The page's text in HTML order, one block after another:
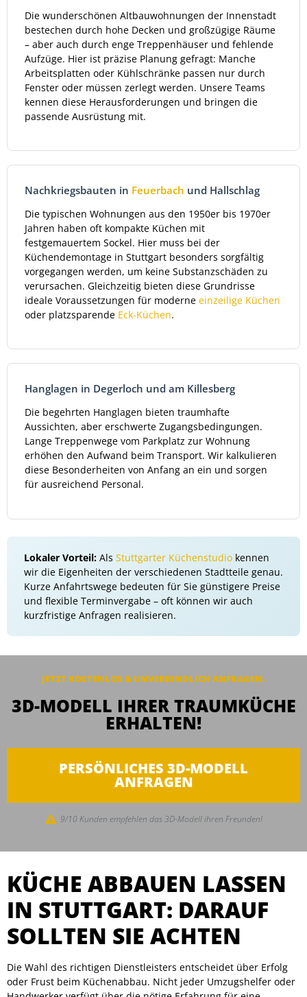
Die wunderschönen Altbauwohnungen der Innenstadt
bestechen durch hohe Decken und großzügige Räume
– aber auch durch enge Treppenhäuser und fehlende
Aufzüge. Hier ist präzise Planung gefragt: Manche
Arbeitsplatten oder Kühlschränke passen nur durch
Fenster oder müssen zerlegt werden. Unsere Teams
kennen diese Herausforderungen und bringen die
passende Ausrüstung mit.
Nachkriegsbauten in Feuerbach und Hallschlag
Die typischen Wohnungen aus den 1950er bis 1970er
Jahren haben oft kompakte Küchen mit
festgemauertem Sockel. Hier muss bei der
Küchendemontage in Stuttgart besonders sorgfältig
vorgegangen werden, um keine Substanzschäden zu
verursachen. Gleichzeitig bieten diese Grundrisse
ideale Voraussetzungen für moderne einzeilige Küchen
oder platzsparende Eck-Küchen.
Hanglagen in Degerloch und am Killesberg
Die begehrten Hanglagen bieten traumhafte
Aussichten, aber erschwerte Zugangsbedingungen.
Lange Treppenwege vom Parkplatz zur Wohnung
erhöhen den Aufwand beim Transport. Wir kalkulieren
diese Besonderheiten von Anfang an ein und sorgen
für ausreichend Personal.
Lokaler Vorteil: Als Stuttgarter Küchenstudio kennen
wir die Eigenheiten der verschiedenen Stadtteile genau.
Kurze Anfahrtswege bedeuten für Sie günstigere Preise
und flexible Terminvergabe – oft können wir auch
kurzfristige Anfragen realisieren.
JETZT KOSTENLOS & UNVERBINDLICH ANFRAGEN:
3D-MODELL IHRER TRAUMKÜCHE
ERHALTEN!
PERSÖNLICHES 3D-MODELL
ANFRAGEN
9/10 Kunden empfehlen das 3D-Modell ihren Freunden!
KÜCHE ABBAUEN LASSEN
IN STUTTGART: DARAUF
SOLLTEN SIE ACHTEN
Die Wahl des richtigen Dienstleisters entscheidet über Erfolg
oder Frust beim Küchenabbau. Nicht jeder Umzugshelfer oder